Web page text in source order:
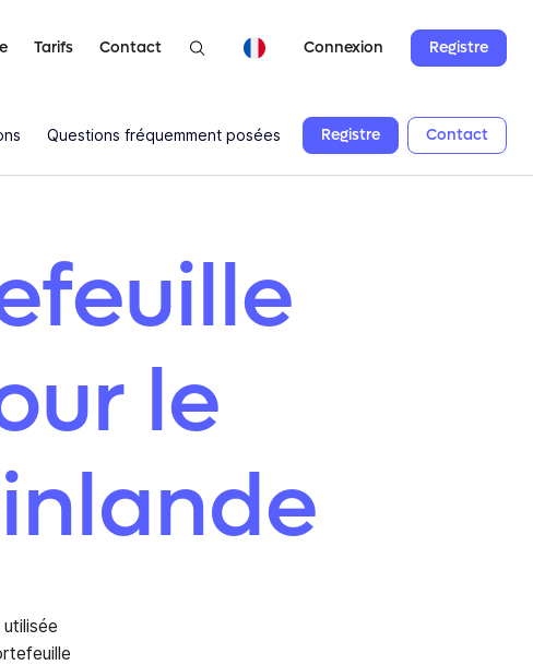
Tarifs Contact Connexion Registre
Questions fréquemment posées Registre Contact
le